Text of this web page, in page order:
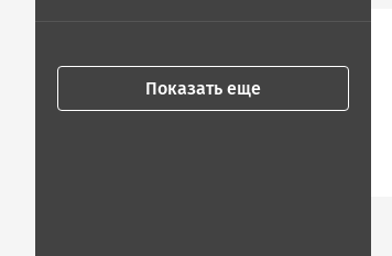
Показать еще